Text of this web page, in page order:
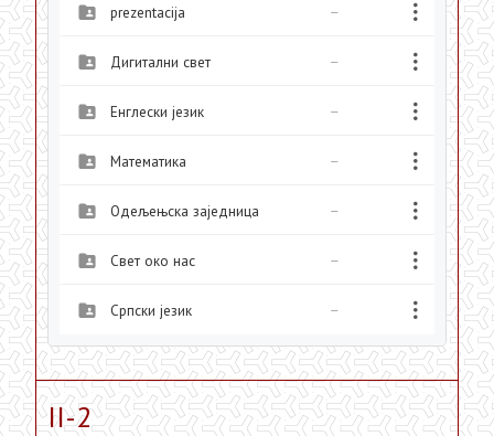
prezentacija —
Дигитални свет —
Енглески језик —
Математика —
Одељењска заједница —
Свет око нас —
Српски језик —
II-2